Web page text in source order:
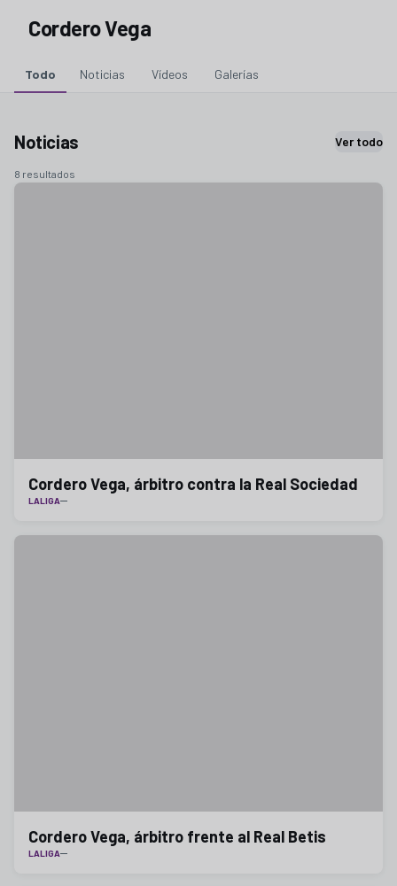
Cordero Vega
Todo Noticias Vídeos Galerías
Noticias Ver todo
8 resultados
Cordero Vega, árbitro contra la Real Sociedad
LALIGA
Cordero Vega, árbitro frente al Real Betis
LALIGA